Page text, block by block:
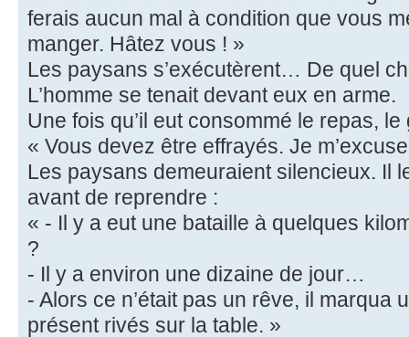
ferais aucun mal à condition que vous
manger. Hâtez vous ! »
Les paysans s’exécutèrent… De quel
L’homme se tenait devant eux en arme.
Une fois qu’il eut consommé le repas, le
« Vous devez être effrayés. Je
Les paysans demeuraient silencieux. Il
avant de reprendre :
« - Il y a eut une bataille à quelques
?
- Il y a environ une dizaine de jour…
- Alors ce n’était pas un rêve, il marqua
présent rivés sur la table. »